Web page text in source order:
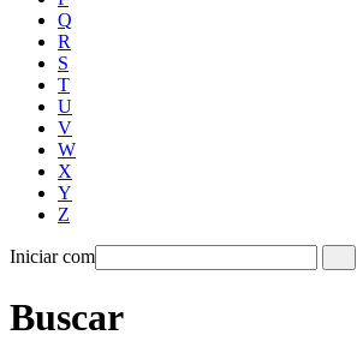
Q
R
S
T
U
V
W
X
Y
Z
Iniciar com
Buscar